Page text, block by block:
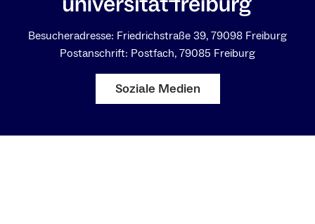
Besucheradresse: Friedrichstraße 39, 79098 Freiburg
Postanschrift: Postfach, 79085 Freiburg
Soziale Medien